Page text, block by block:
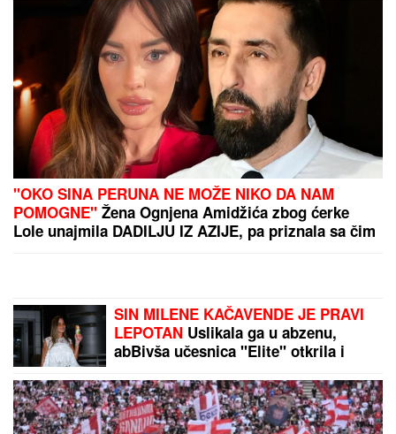
"MOŽDA JE ON SERIJSKI UBICA"
Žarko Popović za Blic TV o misteriji
ubistva lepe Ruskinje u Beogradu:
"Treba proveriti da nije još negde u
Srbiji napravio neko ZLO"
OVAJ FAKULTET JE ZAVRŠILA
SARA JOSada uživa na putovanjima
se školovala i u Italiji - OVO joj je bio
problem